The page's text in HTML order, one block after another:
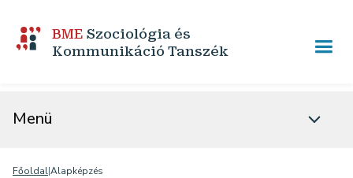
BME Szociológia és
Kommunikáció Tanszék
Menü
Főoldal|Alapképzés